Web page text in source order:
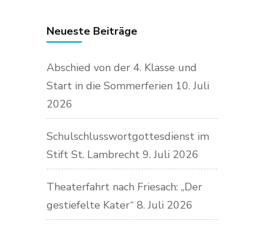
Neueste Beiträge
Abschied von der 4. Klasse und
Start in die Sommerferien 10. Juli
2026
Schulschlusswortgottesdienst im
Stift St. Lambrecht 9. Juli 2026
Theaterfahrt nach Friesach: „Der
gestiefelte Kater“ 8. Juli 2026